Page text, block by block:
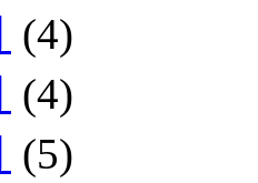
(4)
(4)
(5)